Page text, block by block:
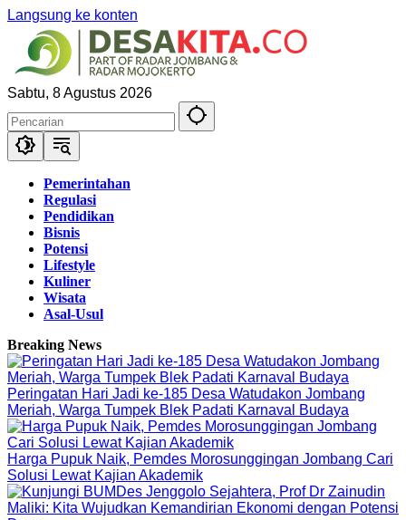
Langsung ke konten
Sabtu, 8 Agustus 2026
Pemerintahan
Regulasi
Pendidikan
Bisnis
Potensi
Lifestyle
Kuliner
Wisata
Asal-Usul
Breaking News
Peringatan Hari Jadi ke-185 Desa Watudakon Jombang
Meriah, Warga Tumpek Blek Padati Karnaval Budaya
Harga Pupuk Naik, Pemdes Morosunggingan Jombang Cari
Solusi Lewat Kajian Akademik